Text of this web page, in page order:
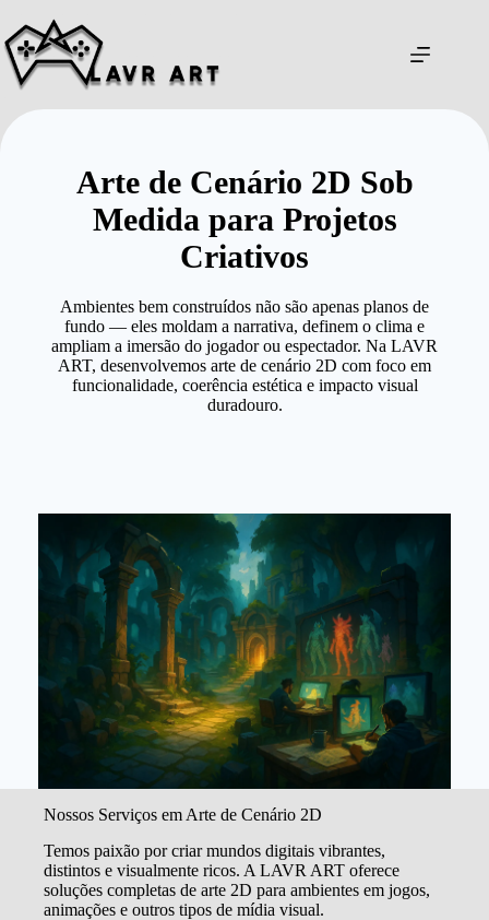
para
o
conteúdo
Arte de Cenário 2D Sob
Medida para Projetos
Criativos
Ambientes bem construídos não são apenas planos de
fundo — eles moldam a narrativa, definem o clima e
ampliam a imersão do jogador ou espectador. Na LAVR
ART, desenvolvemos arte de cenário 2D com foco em
funcionalidade, coerência estética e impacto visual
duradouro.
Nossos Serviços em Arte de Cenário 2D
Temos paixão por criar mundos digitais vibrantes,
distintos e visualmente ricos. A LAVR ART oferece
soluções completas de arte 2D para ambientes em jogos,
animações e outros tipos de mídia visual.